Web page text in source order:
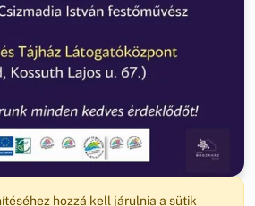
hozzá kell járulnia a sütik